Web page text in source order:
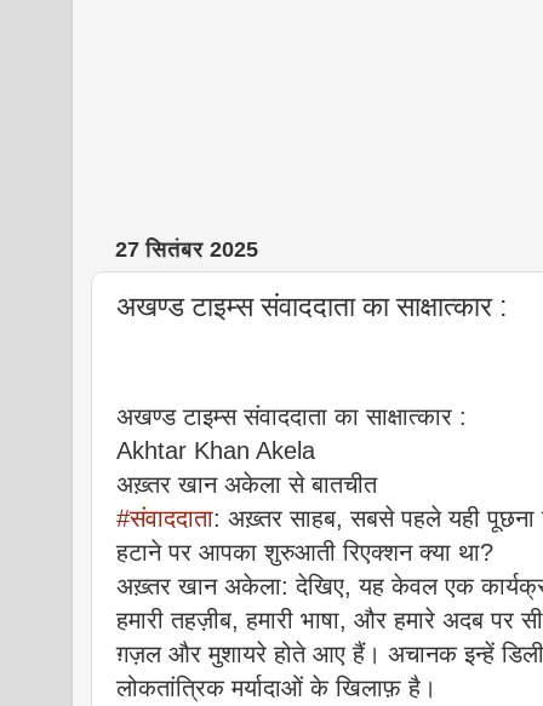
27 सितंबर 2025
अखण्ड टाइम्स संवाददाता का साक्षात्कार :
अखण्ड टाइम्स संवाददाता का साक्षात्कार :
Akhtar Khan Akela
अख़्तर खान अकेला से बातचीत
#संवाददाता: अख़्तर साहब, सबसे पहले यही पूछना
हटाने पर आपका शुरुआती रिएक्शन क्या था?
अख़्तर खान अकेला: देखिए, यह केवल एक
हमारी तहज़ीब, हमारी भाषा, और हमारे अदब पर
ग़ज़ल और मुशायरे होते आए हैं। अचानक इन्हें
लोकतांत्रिक मर्यादाओं के खिलाफ़ है।